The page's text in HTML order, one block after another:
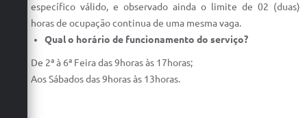
específico válido, e observado ainda o limite de 02 (duas)
horas de ocupação continua de uma mesma vaga.
Qual o horário de funcionamento do serviço?
De 2ª à 6ª Feira das 9horas às 17horas;
Aos Sábados das 9horas às 13horas.